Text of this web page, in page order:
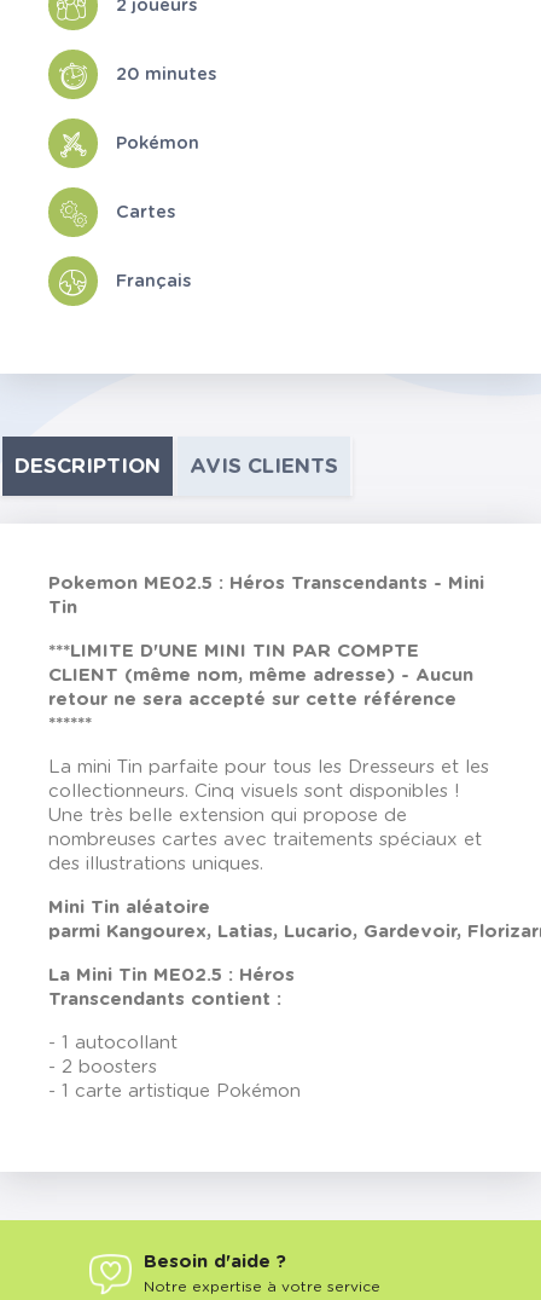
2 joueurs
20 minutes
Pokémon
Cartes
Français
DESCRIPTION AVIS CLIENTS
Pokemon ME02.5 : Héros Transcendants - Mini
Tin
***LIMITE D'UNE MINI TIN PAR COMPTE
CLIENT (même nom, même adresse) - Aucun
retour ne sera accepté sur cette référence
******
La mini Tin parfaite pour tous les Dresseurs et les
collectionneurs. Cinq visuels sont disponibles !
Une très belle extension qui propose de
nombreuses cartes avec traitements spéciaux et
des illustrations uniques.
Mini Tin aléatoire
parmi Kangourex, Latias, Lucario, Gardevoir,
La Mini Tin ME02.5 : Héros
Transcendants contient :
- 1 autocollant
- 2 boosters
- 1 carte artistique Pokémon
Besoin d'aide ?
Notre expertise à votre service